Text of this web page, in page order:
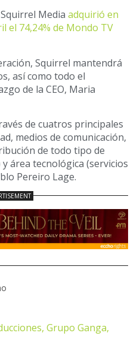
Media adquirió en
el 74,24% de Mondo TV
Squirrel mantendrá
así como todo el
de la CEO, Maria
de cuatros principales
medios de comunicación,
de todo tipo de
área tecnológica (servicios
Pereiro Lage.
Grupo Ganga,